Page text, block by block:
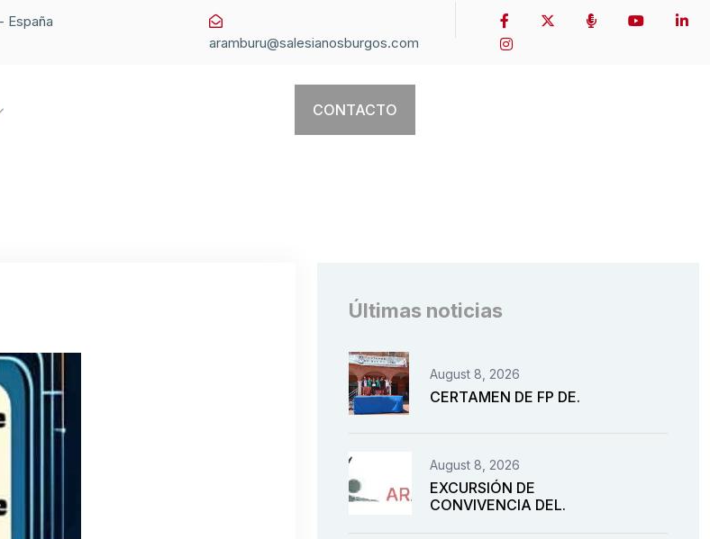
España
aramburu@salesianosburgos.com
CONTACTO
Últimas noticias
August 8, 2026
CERTAMEN DE FP DE.
August 8, 2026
EXCURSIÓN DE
CONVIVENCIA DEL.